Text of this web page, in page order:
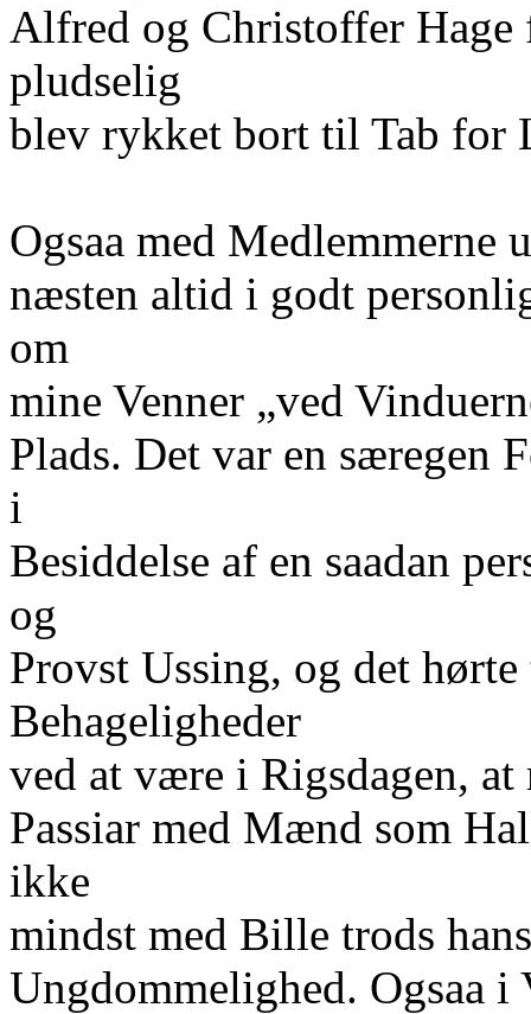
Alfred og Christoffer
pludselig
blev rykket bort til Tab for
Ogsaa med Medlemmerne
næsten altid i godt
om
mine Venner „ved
Plads. Det var en særegen
i
Besiddelse af en saadan
og
Provst Ussing, og det
Behageligheder
ved at være i Rigsdagen,
Passiar med Mænd som
ikke
mindst med Bille trods
Ungdommelighed. Ogsaa i